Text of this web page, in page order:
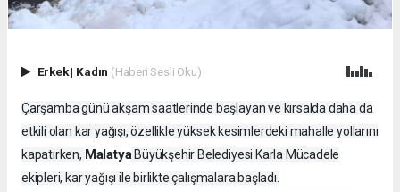
Erkek| Kadın (Haberi Sesli Oku)
Çarşamba günü akşam saatlerinde başlayan ve kırsalda daha da
etkili olan kar yağışı, özellikle yüksek kesimlerdeki mahalle yollarını
kapatırken, Malatya Büyükşehir Belediyesi Karla Mücadele
ekipleri, kar yağışı ile birlikte çalışmalara başladı.